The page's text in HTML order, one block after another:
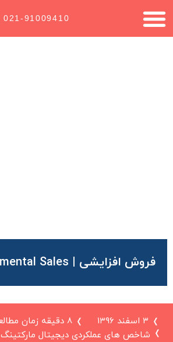
021-91009410
فروش افزایشی | Incremental Sales
۳ اسفند ۱۳۹۶ 8 دقیقه زمان مطالعه
شاخص های عملکردی دیجیتال مارکتینگ